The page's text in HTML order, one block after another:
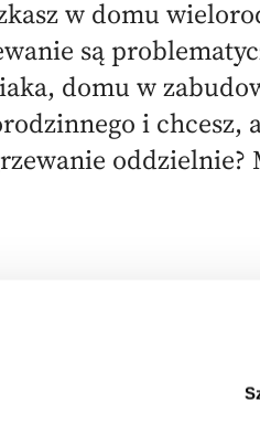
w domu
są
domu w
i chcesz,